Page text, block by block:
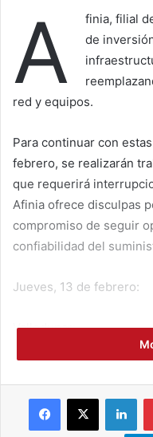
A
finia, filial
de
red y equipos.
Para continuar con
febrero, se realizarán
que requerirá
Afinia ofrece disculpas
compromiso de seguir
confiabilidad del
Jueves, 13 de febrero:
Valledupar:
con calle 20 sector
• Circuito Salguero 2,